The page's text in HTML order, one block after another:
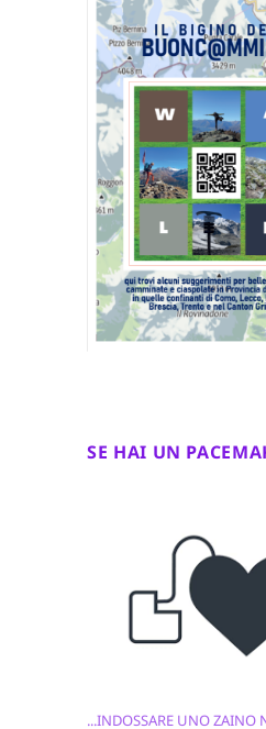
SE HAI UN
...INDOSSARE UNO ZAINO